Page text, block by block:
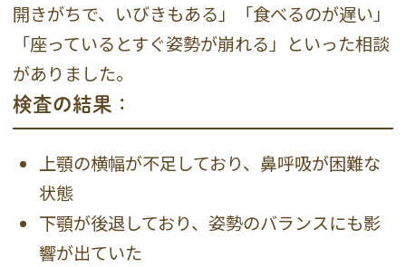
開きがちで、いびきもある」「食べるのが遅い」
「座っているとすぐ姿勢が崩れる」といった相談
がありました。
検査の結果：
上顎の横幅が不足しており、鼻呼吸が困難な
状態
下顎が後退しており、姿勢のバランスにも影
響が出ていた